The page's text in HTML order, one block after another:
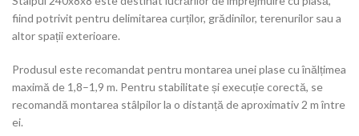
fiind potrivit pentru delimitarea curților, grădinilor, terenurilor sau a
altor spații exterioare.
Produsul este recomandat pentru montarea unei plase cu înălțimea
maximă de 1,8–1,9 m. Pentru stabilitate și execuție corectă, se
recomandă montarea stâlpilor la o distanță de aproximativ 2 m între
ei.